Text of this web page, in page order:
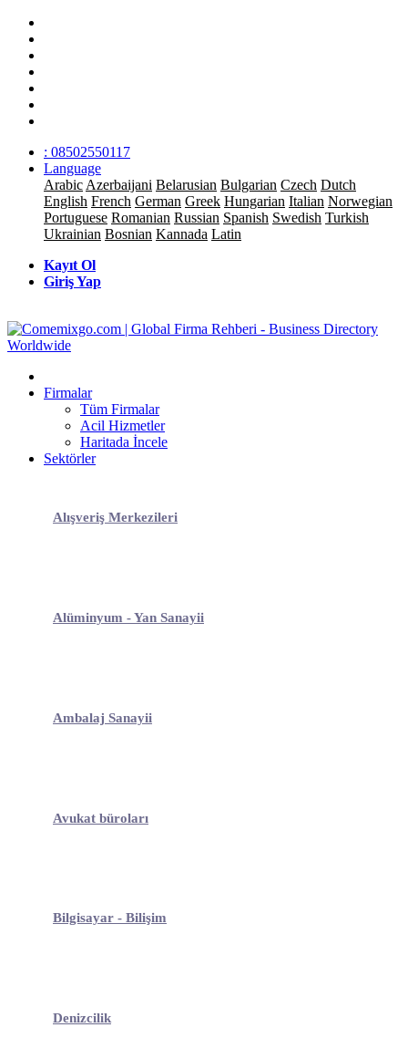
: 08502550117
Language
Arabic Azerbaijani Belarusian Bulgarian Czech Dutch
English French German Greek Hungarian Italian Norwegian
Portuguese Romanian Russian Spanish Swedish Turkish
Ukrainian Bosnian Kannada Latin
Kayıt Ol
Giriş Yap
Firmalar
Tüm Firmalar
Acil Hizmetler
Haritada İncele
Sektörler
Alışveriş Merkezileri
Alüminyum - Yan Sanayii
Ambalaj Sanayii
Avukat büroları
Bilgisayar - Bilişim
Denizcilik